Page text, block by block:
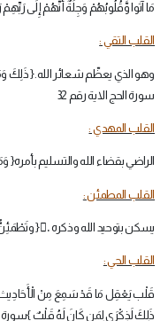
مَا آتَوا وَّقُلُوبُهُمْ وَجِلَةٌ أَنَّهُمْ إِلَى
القلب التقي :
وهو الذي يعظّم شعائر الله.{ ذَلِكَ
سورة الحج الاية رقم 32
القلب المهدي :
الراضي بقضاء الله والتسليم بأمره{
القلب المطمئن :
يسكن بتوحيد الله وذكره .َ{ وتَطْمَئِنُّ
القلب الحي :
قَلْب يَعْقِل مَا قَدْ سَمِعَ مِنْ
ذَلِكَ لَذِكْرَى لِمَن كَانَ لَهُ قَلْبٌ }سورة ق